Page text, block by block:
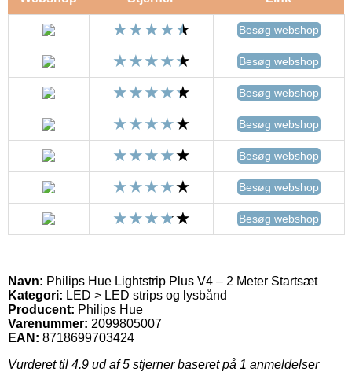
Besøg webshop
Besøg webshop
Besøg webshop
Besøg webshop
Besøg webshop
Besøg webshop
Besøg webshop
Navn: Philips Hue Lightstrip Plus V4 – 2 Meter Startsæt
Kategori: LED > LED strips og lysbånd
Producent: Philips Hue
Varenummer: 2099805007
EAN: 8718699703424
Vurderet til 4.9 ud af 5 stjerner baseret på 1 anmeldelser